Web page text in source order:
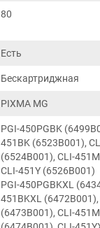
80
Есть
Бескартриджная
PIXMA MG
PGI-450PGBK
451BK (6523B001),
(6524B001), CLI-
CLI-451Y (6526B001)
PGI-450PGBKXL
451BKXL (6472B001),
(6473B001), CLI-